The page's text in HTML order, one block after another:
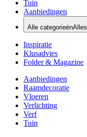
Tuin
Aanbiedingen
Alle categorieënAlles
Inspiratie
Klusadvies
Folder & Magazine
Aanbiedingen
Raamdecoratie
Vloeren
Verlichting
Verf
Tuin